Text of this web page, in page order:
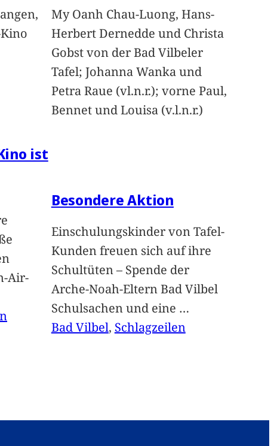
ist
Air-
My Oanh Chau-Luong, Hans-
Herbert Dernedde und Christa
Gobst von der Bad Vilbeler
Tafel; Johanna Wanka und
Petra Raue (vl.n.r.); vorne Paul,
Bennet und Louisa (v.l.n.r.)
Besondere Aktion
Einschulungskinder von Tafel-
Kunden freuen sich auf ihre
Schultüten – Spende der
Arche-Noah-Eltern Bad Vilbel
Schulsachen und eine …
Bad Vilbel, Schlagzeilen